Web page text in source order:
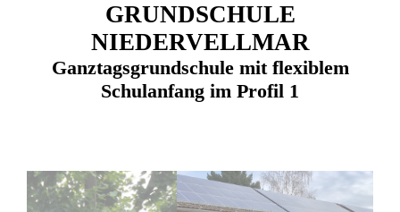
GRUNDSCHULE
NIEDERVELLMAR
Ganztagsgrundschule mit flexiblem
Schulanfang im Profil 1